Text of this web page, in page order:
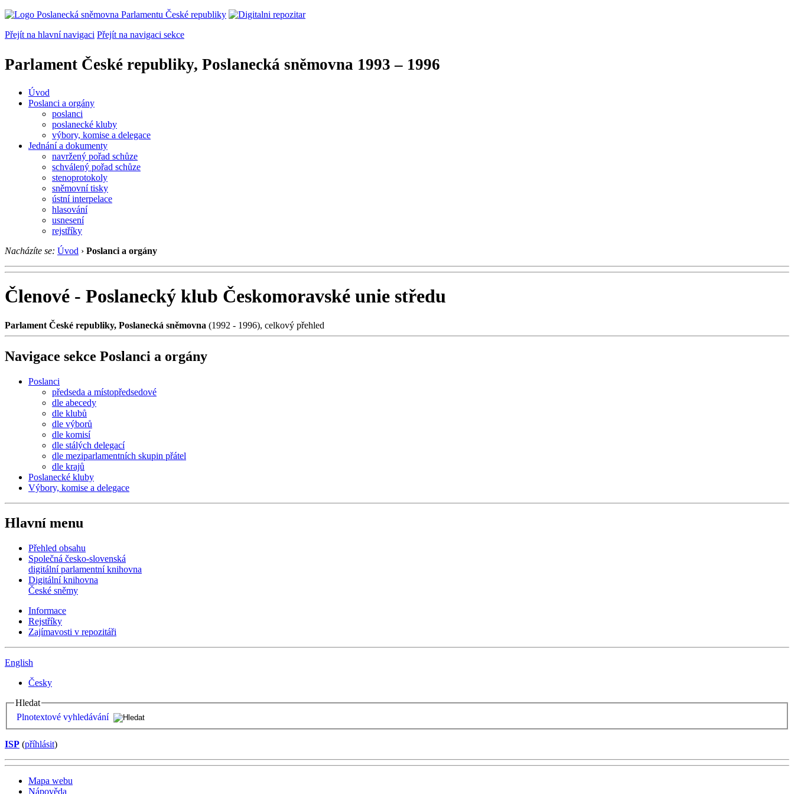
Přejít na hlavní navigaci Přejít na navigaci sekce
Parlament České republiky, Poslanecká sněmovna 1993 – 1996
Úvod
Poslanci a orgány
poslanci
poslanecké kluby
výbory, komise a delegace
Jednání a dokumenty
navržený pořad schůze
schválený pořad schůze
stenoprotokoly
sněmovní tisky
ústní interpelace
hlasování
usnesení
rejstříky
Nacházíte se: Úvod › Poslanci a orgány
Členové - Poslanecký klub Českomoravské unie středu
Parlament České republiky, Poslanecká sněmovna (1992 - 1996), celkový přehled
Navigace sekce Poslanci a orgány
Poslanci
předseda a místopředsedové
dle abecedy
dle klubů
dle výborů
dle komisí
dle stálých delegací
dle meziparlamentních skupin přátel
dle krajů
Poslanecké kluby
Výbory, komise a delegace
Hlavní menu
Přehled obsahu
Společná česko-slovenská
digitální parlamentní knihovna
Digitální knihovna
České sněmy
Informace
Rejstříky
Zajímavosti v repozitáři
English
Česky
Hledat
Plnotextové vyhledávání
ISP (příhlásit)
Mapa webu
Nápověda